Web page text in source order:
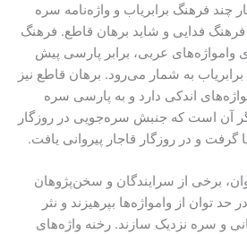
چند فرهنگ برابریاب و واژه‌نامه سره
فدایی و شاید برهان قاطع. فرهنگ
وامواژه‌های عربی، برابر پارسی پیش
به شمار می‌رود. برهان قاطع نیز
اندکی دارد و به پارسی سره
آن است که جنبش سره‌جویی در روزگار
گرفت و در روزگار قاجار پیروانی یافت.
برخی از سرایندگان و سخن‌پژوهان
حد توان از وامواژه‌ها بپرهیزند و نثر
و سره نزدیک سازند. رخنه واژه‌های